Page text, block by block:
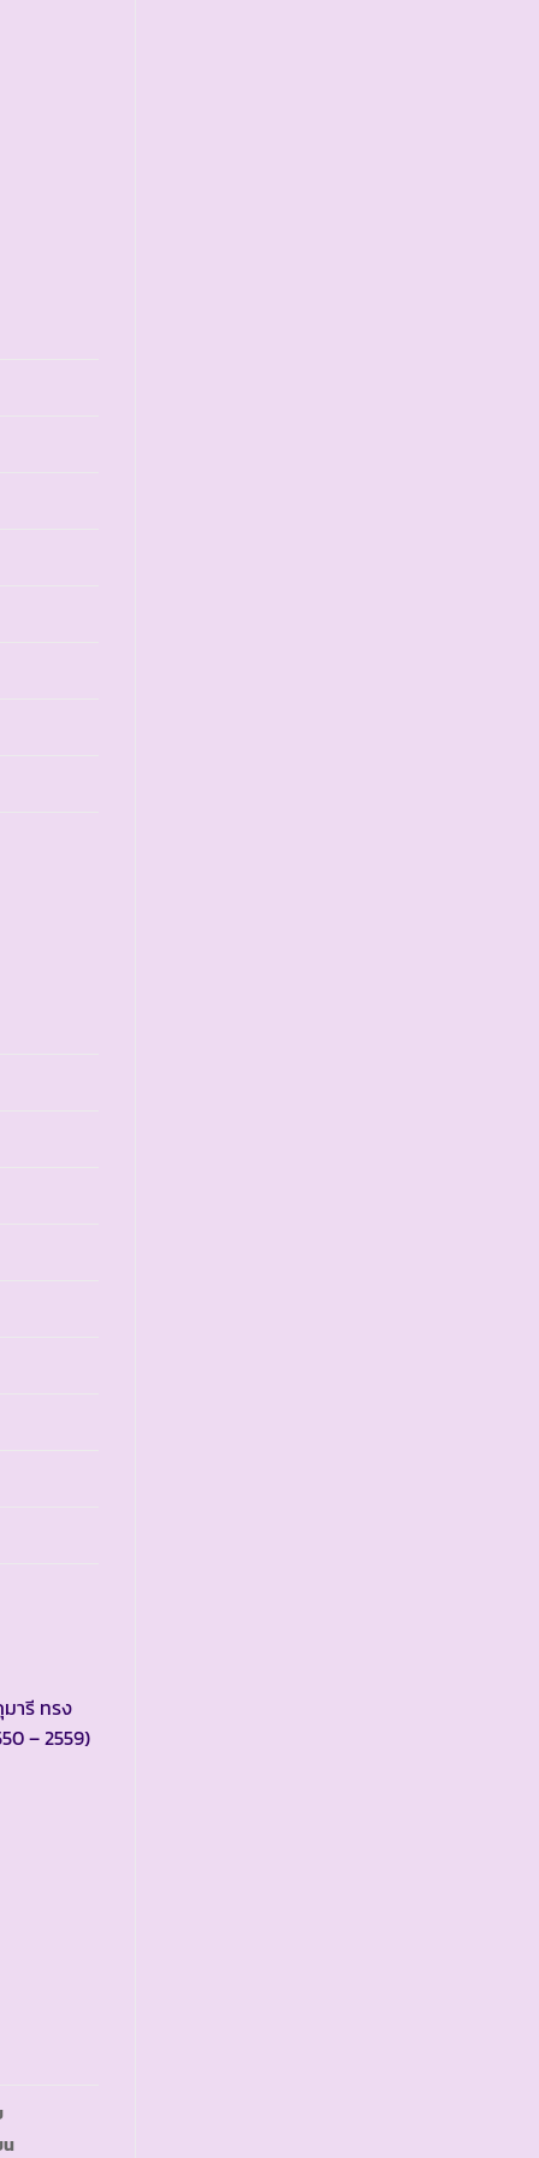
ารี ทรง
– 2559)
น